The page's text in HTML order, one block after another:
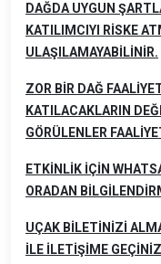
DAĞDA UYGUN
KATILIMCIYI RİSKE
ULAŞILAMAYABİLİNİR.
ZOR BİR DAĞ
KATILACAKLARIN
GÖRÜLENLER
ETKİNLİK İÇİN
ORADAN
UÇAK BİLETİNİZİ
İLE İLETİŞİME